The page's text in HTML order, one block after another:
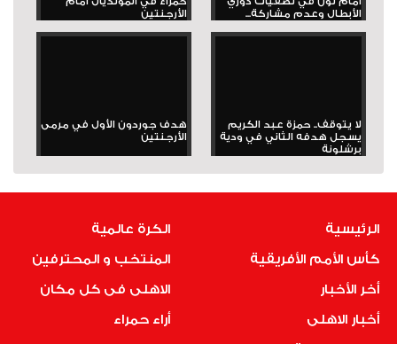
الأبطال وعدم مشاركة...
الأرجنتين
لا يتوقف.. حمزة عبد الكريم
يسجل هدفه الثاني في ودية
برشلونة
هدف جوردون الأول في مرمى
الأرجنتين
الرئيسية
كأس الأمم الأفريقية
أخر الأخبار
أخبار الاهلى
الكرة عالمية
المنتخب و المحترفين
الاهلى فى كل مكان
أراء حمراء